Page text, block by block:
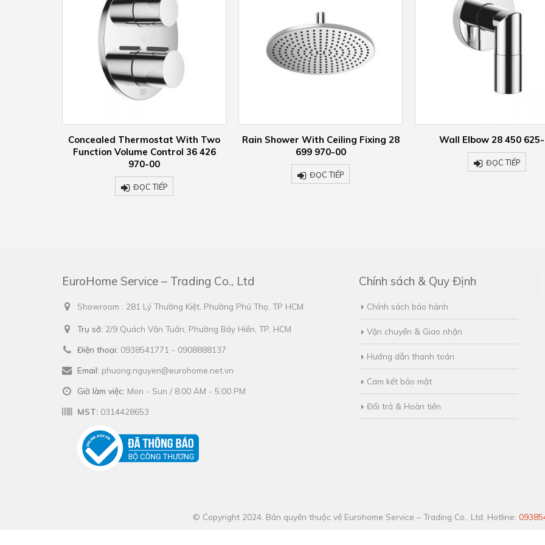
Rain Shower With Ceiling Fixing 28
699 970-00
ĐỌC TIẾP
Wall Elbow 28 450 625-00
ĐỌC TIẾP
Rain shower with wall
polished chrome 28 649
ĐỌC TIẾP
EuroHome Service – Trading Co., Ltd
Showroom : 281 Lý Thường Kiệt, Phường Phú Thọ, TP HCM
Trụ sở:
2/9 Quách Văn Tuấn, Phường Bảy Hiền, TP. HCM
Điện thoại: 0938541771 - 0908888137
Email:
phuong.nguyen@eurohome.net.vn
Giờ làm việc:
Mon - Sun / 8:00 AM - 5:00 PM
MST: 0314428653
Chính sách & Quy Định
Chính sách bảo hành
Vận chuyển & Giao nhận
Hướng dẫn thanh toán
Cam kết bảo mật
Đổi trả & Hoàn tiền
© Copyright 2024. Bản quyền thuộc về Eurohome Service – Trading Co., Ltd. Hotline: